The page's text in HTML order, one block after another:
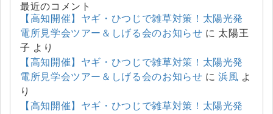
最近のコメント
【高知開催】ヤギ・ひつじで雑草対策！太陽光発
電所見学会ツアー＆しげる会のお知らせ に 太陽王
子 より
【高知開催】ヤギ・ひつじで雑草対策！太陽光発
電所見学会ツアー＆しげる会のお知らせ に浜風 よ
り
【高知開催】ヤギ・ひつじで雑草対策！太陽光発